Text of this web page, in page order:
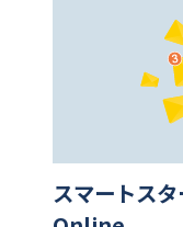
スマートス